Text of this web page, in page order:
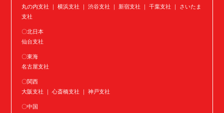
丸の内支社 ｜ 横浜支社 ｜ 渋谷支社 ｜ 新宿支社 ｜ 千葉支社 ｜ さいたま
支社
〇北日本
仙台支社
〇東海
名古屋支社
〇関西
大阪支社 ｜ 心斎橋支社 ｜ 神戸支社
〇中国